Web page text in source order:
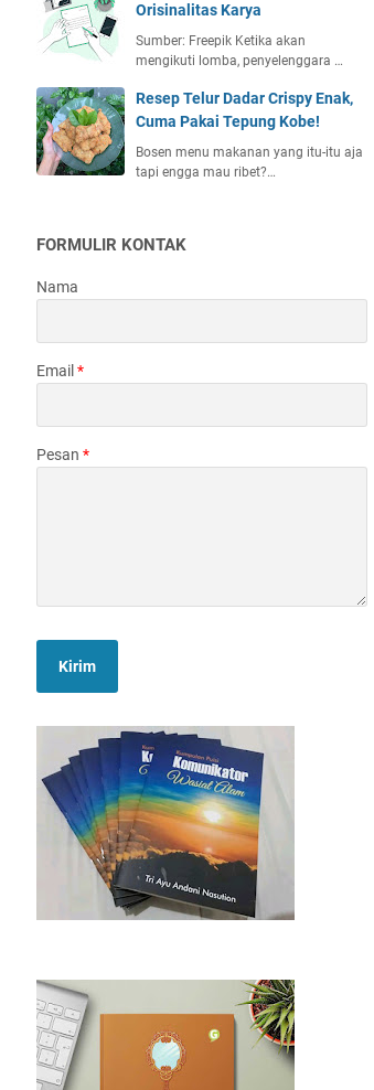
Orisinalitas Karya
Sumber: Freepik Ketika akan
mengikuti lomba, penyelenggara …
Resep Telur Dadar Crispy Enak,
Cuma Pakai Tepung Kobe!
Bosen menu makanan yang itu-itu aja
tapi engga mau ribet?…
FORMULIR KONTAK
Nama
Email *
Pesan *